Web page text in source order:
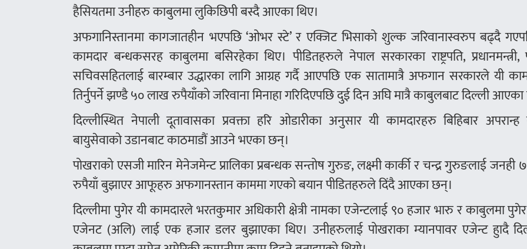
हैसियतमा उनीहरु काबुलमा लुकिछिपी बस्दै आएका थिए।
अफगानिस्तानमा कागजातहीन भएपछि ‘ओभर स्टे’ र एक्जिट भिसाको शुल्क जरिवानास्वरुप बढ्दै
कामदार बन्धकसरह काबुलमा बसिरहेका थिए। पीडितहरुले नेपाल सरकारका राष्ट्रपति, प्रधानमन्त्री,
सचिवसहितलाई बारम्बार उद्धारका लागि आग्रह गर्दै आएपछि एक सातामात्रै अफगान सरकारले यी
तिर्नुपर्ने झण्डै ५० लाख रुपैयाँको जरिवाना मिनाहा गरिदिएपछि दुई दिन अघि मात्रै काबुलबाट दिल्ली
दिल्लीस्थित नेपाली दूतावासका प्रवक्ता हरि ओडारीका अनुसार यी कामदारहरु बिहिबार
बायुसेवाको उडानबाट काठमाडौं आउने भएका छन्।
पोखराको एसजी मारिन मेनेजमेन्ट प्रालिका प्रबन्धक सन्तोष गुरुङ, लक्ष्मी कार्की र चन्द्र गुरुङलाई जनही
रुपैयाँ बुझाएर आफूहरु अफगानस्तान काममा गएको बयान पीडितहरुले दिंदै आएका छन्।
दिल्लीमा पुगेर यी कामदारले भरतकुमार अधिकारी क्षेत्री नामका एजेन्टलाई ९० हजार भारु र काबुलमा
एजेनट (अलि) लाई एक हजार डलर बुझाएका थिए। उनीहरुलाई पोखराका म्यानपावर एजेन्ट हुादै